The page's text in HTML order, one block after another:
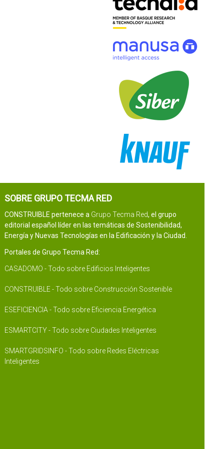
SOBRE GRUPO TECMA RED
CONSTRUIBLE pertenece a Grupo Tecma Red, el grupo
editorial español líder en las temáticas de Sostenibilidad,
Energía y Nuevas Tecnologías en la Edificación y la Ciudad.
Portales de Grupo Tecma Red:
CASADOMO - Todo sobre Edificios Inteligentes
CONSTRUIBLE - Todo sobre Construcción Sostenible
ESEFICIENCIA - Todo sobre Eficiencia Energética
ESMARTCITY - Todo sobre Ciudades Inteligentes
SMARTGRIDSINFO - Todo sobre Redes Eléctricas
Inteligentes